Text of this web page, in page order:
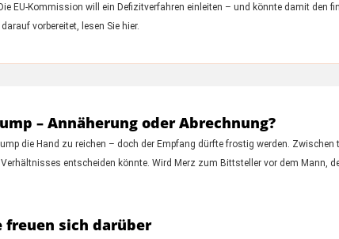
EU-Kommission will ein Defizitverfahren einleiten – und könnte damit den
vorbereitet, lesen Sie hier.
– Annäherung oder Abrechnung?
die Hand zu reichen – doch der Empfang dürfte frostig werden.
entscheiden könnte. Wird Merz zum Bittsteller vor dem Mann,
freuen sich darüber